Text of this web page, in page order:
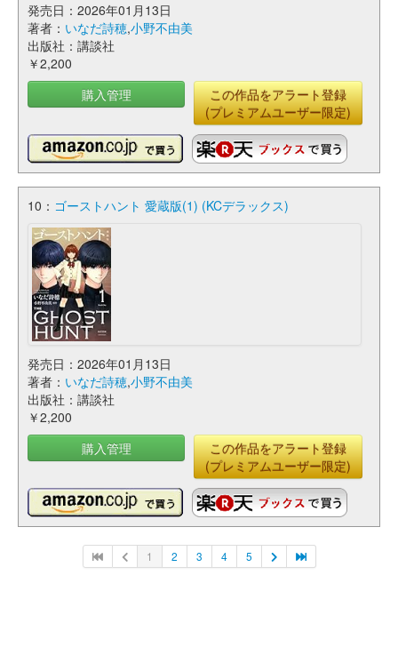
発売日：2026年01月13日
著者： いなだ詩穂,小野不由美
出版社：講談社
￥2,200
購入管理
この作品をアラート登録
(プレミアムユーザー限定)
10： ゴーストハント 愛蔵版(1) (KCデラックス)
発売日：2026年01月13日
著者： いなだ詩穂,小野不由美
出版社：講談社
￥2,200
購入管理
この作品をアラート登録
(プレミアムユーザー限定)
1 2 3 4 5